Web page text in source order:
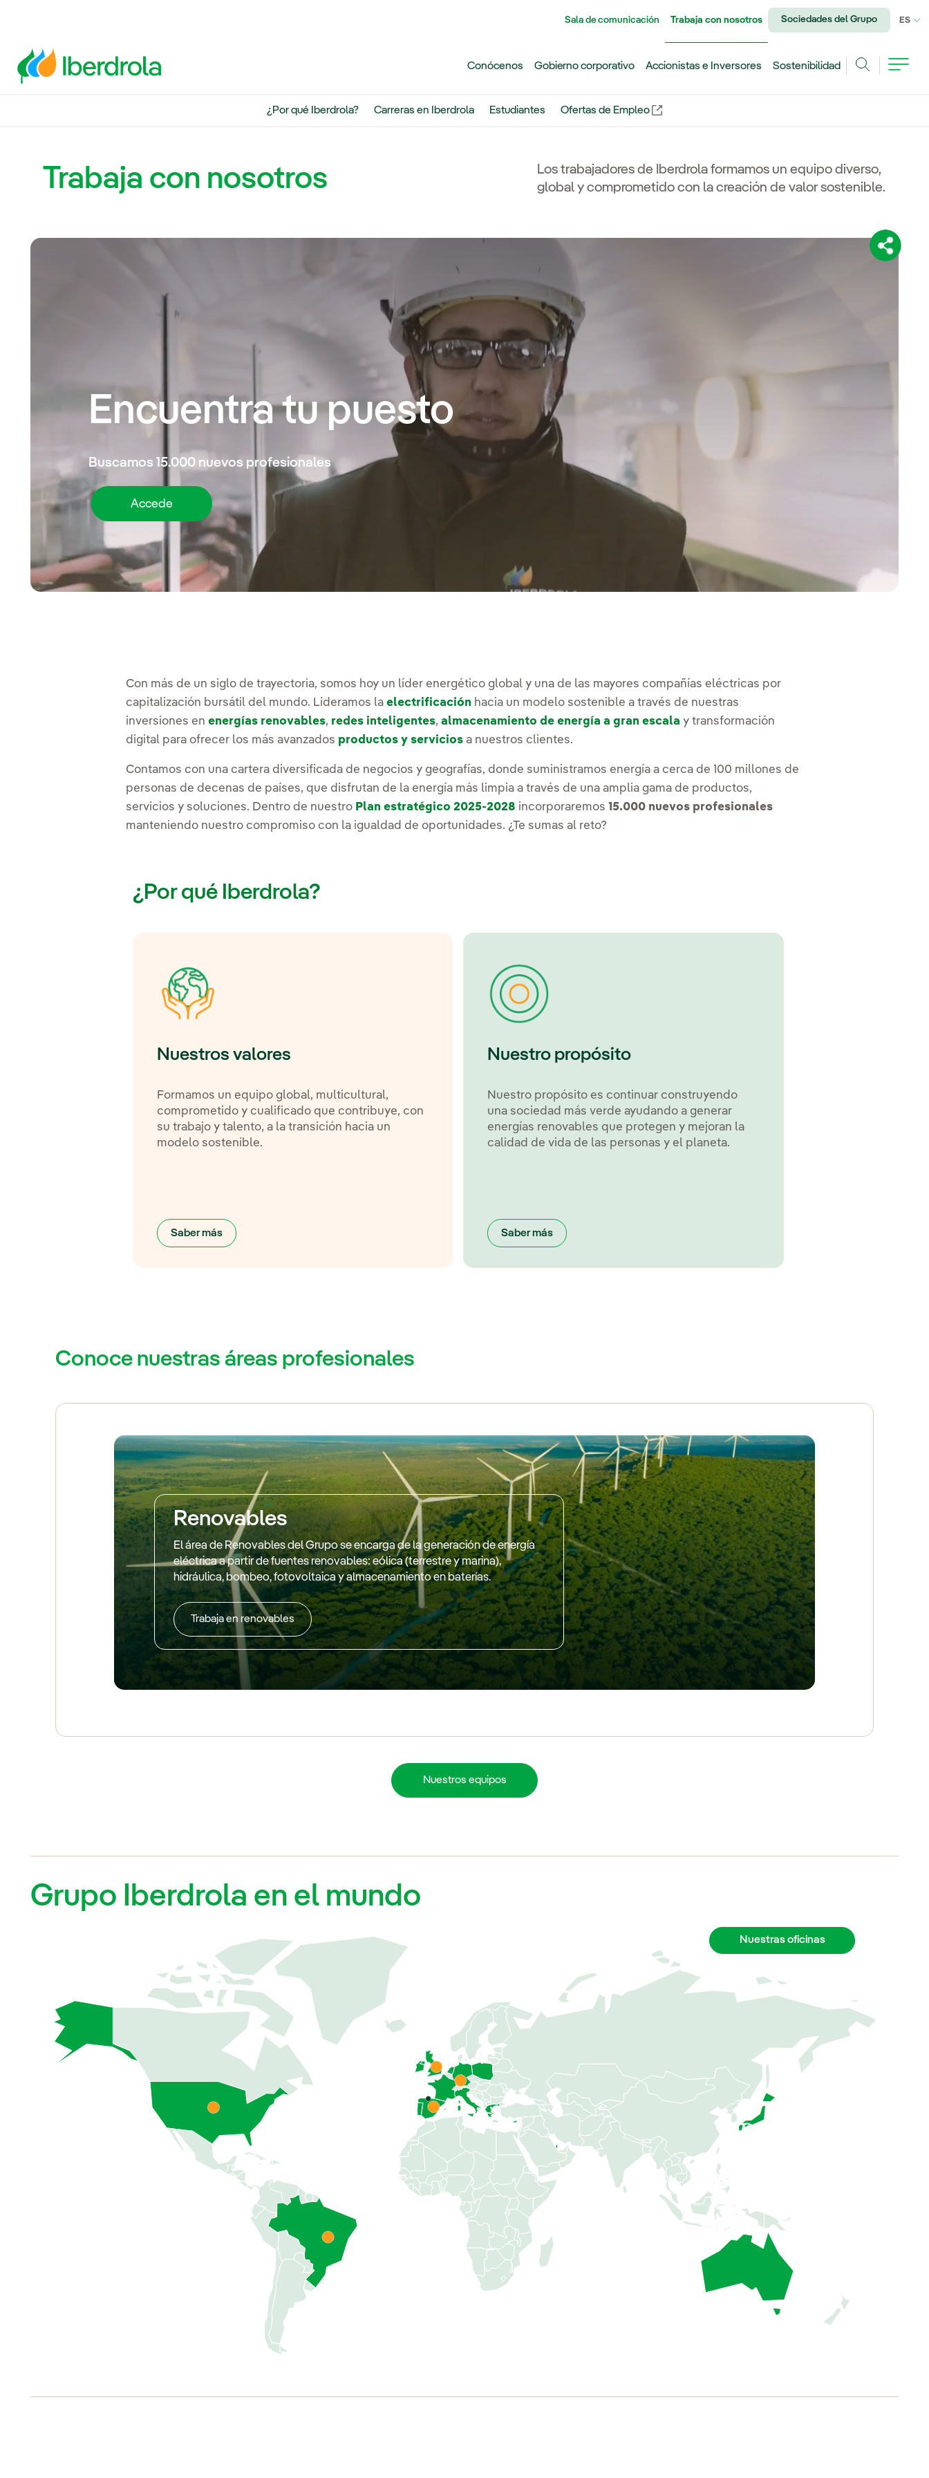
Sala de comunicación Trabaja con nosotros Sociedades del Grupo ES
Conócenos Gobierno corporativo Accionistas e Inversores
Sostenibilidad
¿Por qué Iberdrola? Carreras en Iberdrola Estudiantes
Ofertas de Empleo
Trabaja con nosotros
Los trabajadores de Iberdrola formamos un equipo diverso,
global y comprometido con la creación de valor sostenible.
Encuentra tu puesto
Buscamos 15.000 nuevos profesionales
Accede
Con más de un siglo de trayectoria, somos hoy un líder energético global y una de las mayores compañías eléctricas por
capitalización bursátil del mundo. Lideramos la electrificación hacia un modelo sostenible a través de nuestras
inversiones en energías renovables, redes inteligentes, almacenamiento de energía a gran escala y transformación
digital para ofrecer los más avanzados productos y servicios a nuestros clientes.
Contamos con una cartera diversificada de negocios y geografías, donde suministramos energía a cerca de 100 millones de
personas de decenas de países, que disfrutan de la energía más limpia a través de una amplia gama de productos,
servicios y soluciones. Dentro de nuestro Plan estratégico 2025-2028 incorporaremos 15.000 nuevos profesionales
manteniendo nuestro compromiso con la igualdad de oportunidades. ¿Te sumas al reto?
¿Por qué Iberdrola?
Nuestros valores
Formamos un equipo global, multicultural,
comprometido y cualificado que contribuye, con
su trabajo y talento, a la transición hacia un
modelo sostenible.
Saber más
Nuestro propósito
Nuestro propósito es continuar construyendo
una sociedad más verde ayudando a generar
energías renovables que protegen y mejoran la
calidad de vida de las personas y el planeta.
Saber más
Conoce nuestras áreas profesionales
Renovables
El área de Renovables del Grupo se encarga de la generación de energía
eléctrica a partir de fuentes renovables: eólica (terrestre y marina),
hidráulica, bombeo, fotovoltaica y almacenamiento en baterías.
Trabaja en renovables
Nuestros equipos
Grupo Iberdrola en el mundo
Nuestras oficinas